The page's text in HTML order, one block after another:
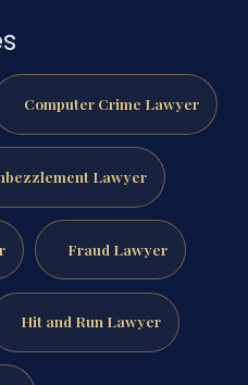
Computer Crime Lawyer
Lawyer
Fraud Lawyer
Hit and Run Lawyer